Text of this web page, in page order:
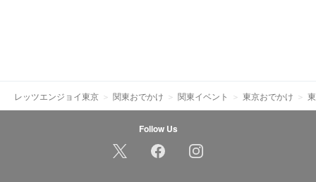
レッツエンジョイ東京 関東おでかけ 関東イベント 東京おでかけ
Follow Us